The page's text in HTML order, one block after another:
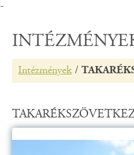
-
Intézmények /